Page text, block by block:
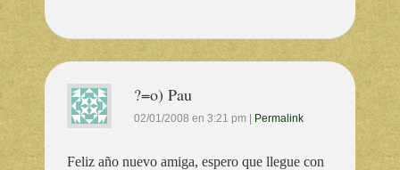
?=o) Pau
02/01/2008 en 3:21 pm | Permalink
Feliz año nuevo amiga, espero que llegue con